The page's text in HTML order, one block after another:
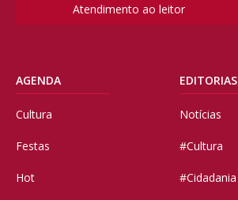
Atendimento ao leitor
AGENDA
Cultura
Festas
Hot
EDITORIAS
Notícias
#Cultura
#Cidadania